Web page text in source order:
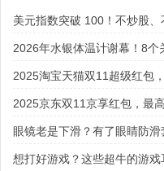
美元指数突破 100！不炒股
2026年水银体温计谢幕！8个
2025淘宝天猫双11超级红包
2025京东双11京享红包，最
眼镜老是下滑？有了眼睛防滑
想打好游戏？这些超牛的游戏